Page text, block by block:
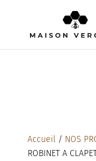
Accueil/ NOS
ROBINET A